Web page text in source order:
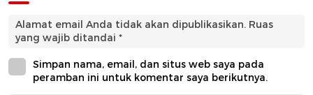
Alamat email Anda tidak akan dipublikasikan. Ruas
yang wajib ditandai *
Simpan nama, email, dan situs web saya pada
peramban ini untuk komentar saya berikutnya.